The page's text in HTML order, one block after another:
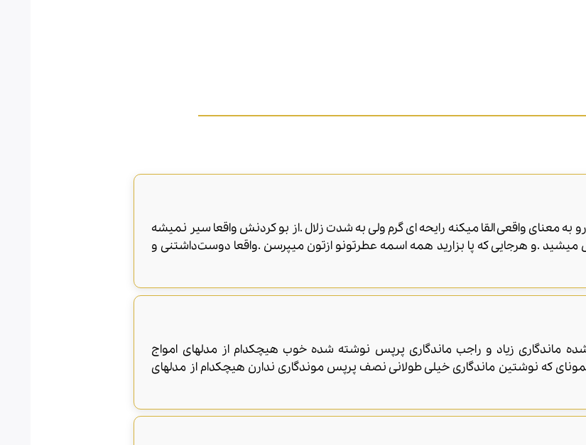
واقعی القا میکنه رایحه ای گرم ولی به شدت زلال .از بو کردنش واقعا سیر نمیشه
.و هرجایی که پا بزارید همه اسمه عطرتونو ازتون میپرسن .واقعا دوست‌داشتنی و
ماندگاری زیاد و راجب ماندگاری پرپس نوشته شده خوب هیچکدام از مدلهای امواج
که نوشتین ماندگاری خیلی طولانی نصف پرپس موندگاری ندارن هیچکدام از مدلهای